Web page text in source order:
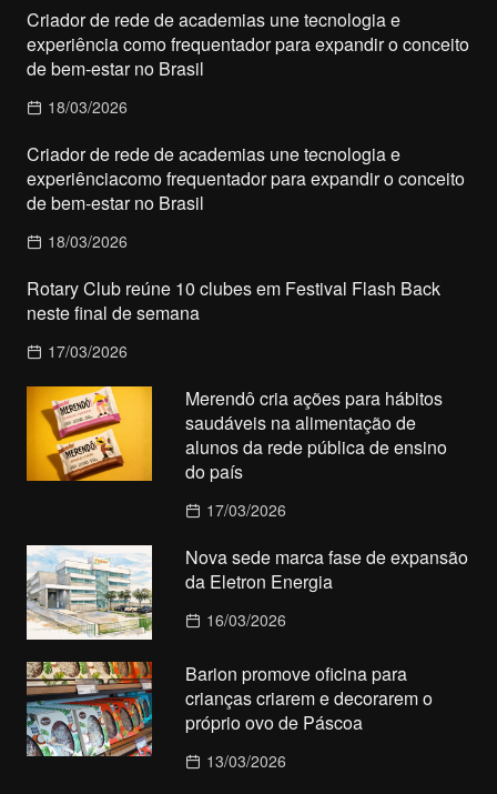
Criador de rede de academias une tecnologia e
experiência como frequentador para expandir o conceito
de bem-estar no Brasil
18/03/2026
Criador de rede de academias une tecnologia e
experiênciacomo frequentador para expandir o conceito
de bem-estar no Brasil
18/03/2026
Rotary Club reúne 10 clubes em Festival Flash Back
neste final de semana
17/03/2026
Merendô cria ações para hábitos
saudáveis na alimentação de
alunos da rede pública de ensino
do país
17/03/2026
Nova sede marca fase de expansão
da Eletron Energia
16/03/2026
Barion promove oficina para
crianças criarem e decorarem o
próprio ovo de Páscoa
13/03/2026